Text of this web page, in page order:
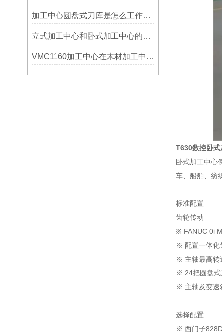
加工中心圆盘式刀库是怎么工作的？
立式加工中心和卧式加工中心的区别
VMC1160加工中心在木材加工中的应用
T630数控卧式
卧式加工中心
车、船舶、纺
标准配置
齿轮传动
※ FANUC 0i
※ 配置一体化
※ 主轴最高转
※ 24把圆盘式
※ 主轴及变速
选择配置
※ 西门子